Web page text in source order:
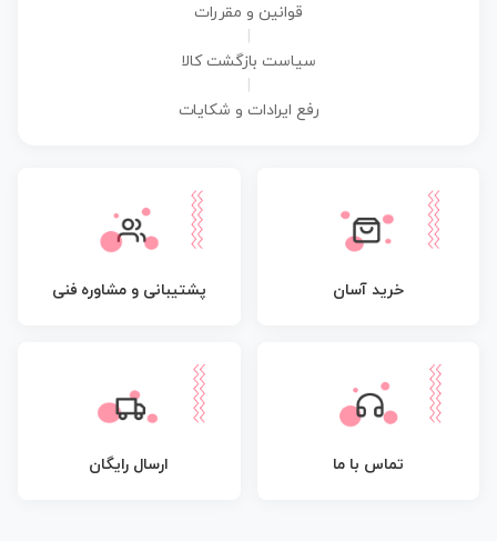
قوانین و مقررات
سیاست بازگشت کالا
رفع ایرادات و شکایات
خرید آسان پشتیبانی و مشاوره فنی
تماس با ما ارسال رایگان